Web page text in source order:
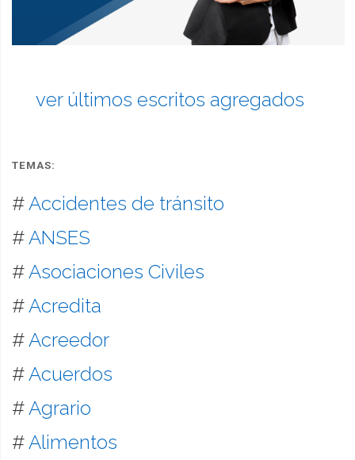
ver últimos escritos agregados
TEMAS:
#Accidentes de tránsito
#ANSES
#Asociaciones Civiles
#Acredita
#Acreedor
#Acuerdos
#Agrario
#Alimentos